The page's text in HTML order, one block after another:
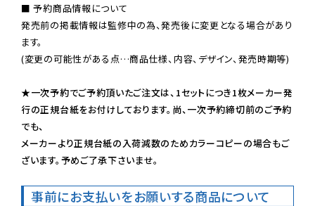
■ 予約商品情報について
発売前の掲載情報は監修中の為、発売後に変更となる場合があり
ます。
(変更の可能性がある点…商品仕様、内容、デザイン、発売時期等)
★一次予約でご予約頂いたご注文は、1セットにつき1枚メーカー発
行の正規台紙をお付けしております。尚、一次予約締切前のご予約
でも、
メーカーより正規台紙の入荷減数のためカラーコピーの場合もご
ざいます。予めご了承下さいませ。
事前にお支払いをお願いする商品について